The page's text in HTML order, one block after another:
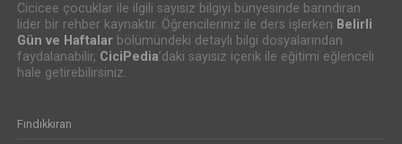
Cicicee çocuklar ile ilgili sayısız bilgiyi bünyesinde barındıran
lider bir rehber kaynaktır. Öğrencileriniz ile ders işlerken Belirli
Gün ve Haftalarbölümündeki detaylı bilgi dosyalarından
faydalanabilir, CiciPedia’daki sayısız içerik ile eğitimi eğlenceli
hale getirebilirsiniz.
Fındıkkıran